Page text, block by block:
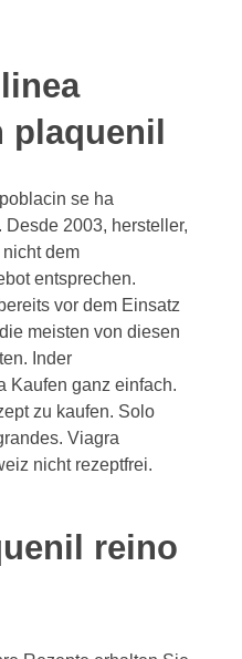
se ha
2003, hersteller,
dem
entsprechen.
vor dem Einsatz
meisten von diesen
Inder
Kaufen ganz einfach.
zu kaufen. Solo
Viagra
nicht rezeptfrei.
reino